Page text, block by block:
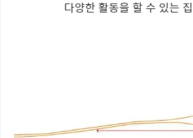
다양한 활동을 할 수 있는